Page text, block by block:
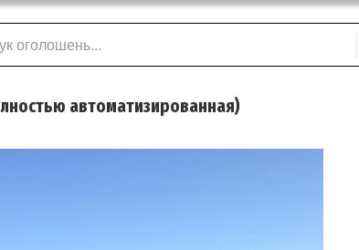
автоматизированная)